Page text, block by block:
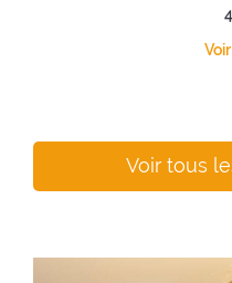
Voir tous